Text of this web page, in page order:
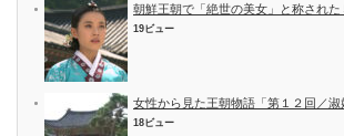
朝鮮王朝で「絶世の美女」と称された
19ビュー
女性から見た王朝物語「第１２回／淑
18ビュー